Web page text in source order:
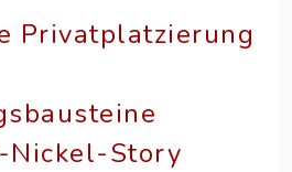
Privatplatzierung
Nickel-Story